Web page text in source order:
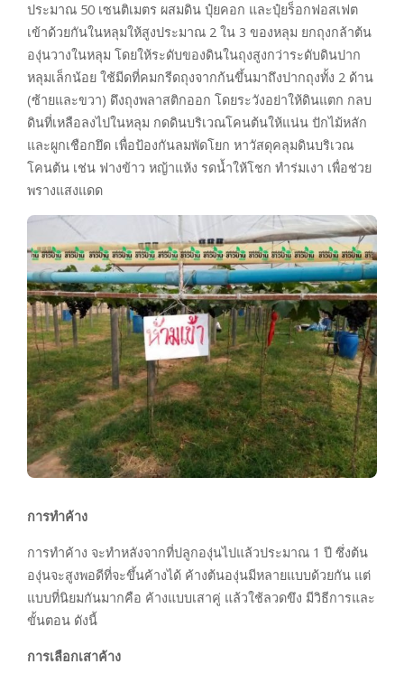
ประมาณ 50 เซนติเมตร ผสมดิน ปุ๋ยคอก และปุ๋ยร็อกฟอสเฟต
เข้าด้วยกันในหลุมให้สูงประมาณ 2 ใน 3 ของหลุม ยกถุงกล้าต้น
องุ่นวางในหลุม โดยให้ระดับของดินในถุงสูงกว่าระดับดินปาก
หลุมเล็กน้อย ใช้มีดที่คมกรีดถุงจากก้นขึ้นมาถึงปากถุงทั้ง 2 ด้าน
(ซ้ายและขวา) ดึงถุงพลาสติกออก โดยระวังอย่าให้ดินแตก กลบ
ดินที่เหลือลงไปในหลุม กดดินบริเวณโคนต้นให้แน่น ปักไม้หลัก
และผูกเชือกยึด เพื่อป้องกันลมพัดโยก หาวัสดุคลุมดินบริเวณ
โคนต้น เช่น ฟางข้าว หญ้าแห้ง รดน้ำให้โชก ทำร่มเงา เพื่อช่วย
พรางแสงแดด
การทำค้าง
การทำค้าง จะทำหลังจากที่ปลูกองุ่นไปแล้วประมาณ 1 ปี ซึ่งต้น
องุ่นจะสูงพอดีที่จะขึ้นค้างได้ ค้างต้นองุ่นมีหลายแบบด้วยกัน แต่
แบบที่นิยมกันมากคือ ค้างแบบเสาคู่ แล้วใช้ลวดขึง มีวิธีการและ
ขั้นตอน ดังนี้
การเลือกเสาค้าง